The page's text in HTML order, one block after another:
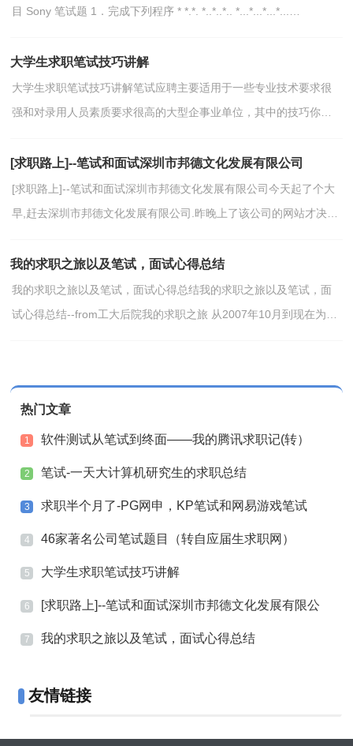
目 Sony 笔试题 1．完成下列程序 * *.*. *..*..*.. *...*...*...*...
大学生求职笔试技巧讲解
大学生求职笔试技巧讲解笔试应聘主要适用于一些专业技术要求很
强和对录用人员素质要求很高的大型企事业单位，其中的技巧你知
[求职路上]--笔试和面试深圳市邦德文化发展有限公司
[求职路上]--笔试和面试深圳市邦德文化发展有限公司今天起了个大
早,赶去深圳市邦德文化发展有限公司.昨晚上了该公司的网站才决定
我的求职之旅以及笔试，面试心得总结
我的求职之旅以及笔试，面试心得总结我的求职之旅以及笔试，面
试心得总结--from工大后院我的求职之旅 从2007年10月到现在为
热门文章
1 软件测试从笔试到终面――我的腾讯求职记(转）
2 笔试-一天大计算机研究生的求职总结
3 求职半个月了-PG网申，KP笔试和网易游戏笔试
4 46家著名公司笔试题目（转自应届生求职网）
5 大学生求职笔试技巧讲解
6 [求职路上]--笔试和面试深圳市邦德文化发展有限公
司
7 我的求职之旅以及笔试，面试心得总结
友情链接